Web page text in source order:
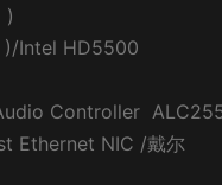
)
)/Intel HD5500
Controller
Ethernet NIC /戴尔